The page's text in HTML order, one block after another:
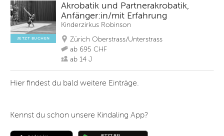
JETZT BUCHEN
Akrobatik und Partnerakrobatik,
Anfänger:in/mit Erfahrung
Kinderzirkus Robinson
Zürich Oberstrass/Unterstrass
ab 695 CHF
ab 14 J
Hier findest du bald weitere Einträge.
Kennst du schon unsere Kindaling App?